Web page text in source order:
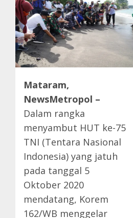
Mataram,
NewsMetropol –
Dalam rangka
menyambut HUT ke-75
TNI (Tentara Nasional
Indonesia) yang jatuh
pada tanggal 5
Oktober 2020
mendatang, Korem
162/WB menggelar